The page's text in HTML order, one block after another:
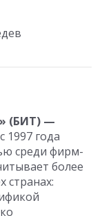
(БИТ) —
года
среди фирм-
более
странах: